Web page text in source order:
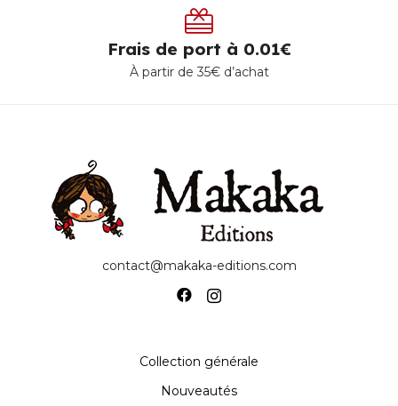
Frais de port à 0.01€
À partir de 35€ d’achat
contact@makaka-editions.com
Collection générale
Nouveautés